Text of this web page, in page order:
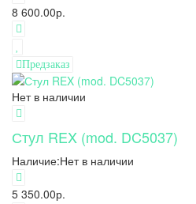
8 600.00р.
Предзаказ
Нет в наличии
Стул REX (mod. DC5037)
Наличие:Нет в наличии
5 350.00р.